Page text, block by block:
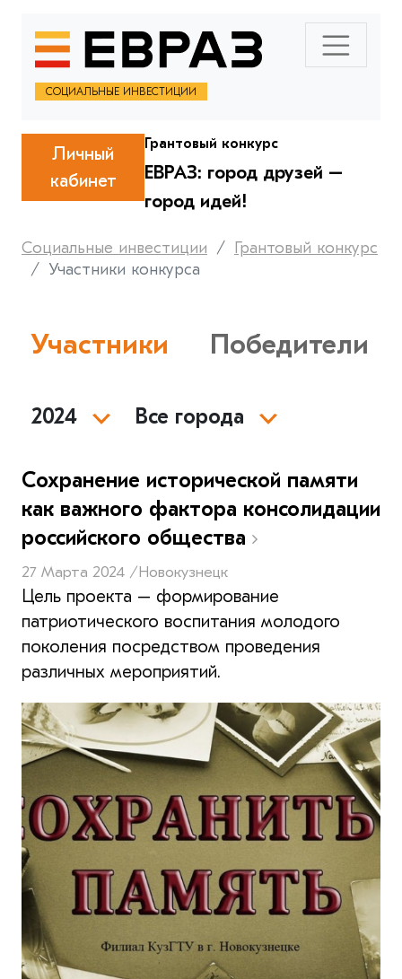
СОЦИАЛЬНЫЕ ИНВЕСТИЦИИ
Личный
кабинет
Грантовый конкурс
ЕВРАЗ: город друзей –
город идей!
Социальные инвестиции
Грантовый конкурс
Участники конкурса
Участники Победители
2024 Все города
Сохранение исторической памяти
как важного фактора консолидации
российского общества
27 Марта 2024 /Новокузнецк
Цель проекта – формирование
патриотического воспитания молодого
поколения посредством проведения
различных мероприятий.